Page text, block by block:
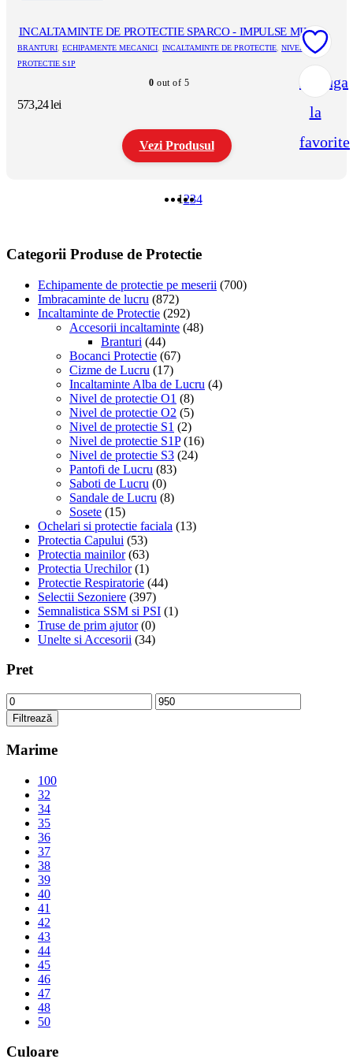
variații.
Opțiunile
pot
fi
în
pagina
Adauga
la
favorite
INCALTAMINTE DE PROTECTIE SPARCO - IMPULSE MIRAGE
GULF (ESD S1PS SR FO HRO SC - EN ISO 20345:2022)
BRANTURI, ECHIPAMENTE MECANICI, INCALTAMINTE DE PROTECTIE, NIVEL DE
PROTECTIE S1P
0 out of 5
573,24lei
Vezi Produsul
variații.
Opțiunile
alese
1234
Categorii Produse de Protectie
Echipamente de protectie pe meserii (700)
Imbracaminte de lucru (872)
Incaltaminte de Protectie (292)
Accesorii incaltaminte (48)
Branturi (44)
Bocanci Protectie (67)
Cizme de Lucru (17)
Incaltaminte Alba de Lucru (4)
Nivel de protectie O1 (8)
Nivel de protectie O2 (5)
Nivel de protectie S1 (2)
Nivel de protectie S1P (16)
Nivel de protectie S3 (24)
Pantofi de Lucru (83)
Saboti de Lucru (0)
Sandale de Lucru (8)
Sosete (15)
Ochelari si protectie faciala (13)
Protectia Capului (53)
Protectia mainilor (63)
Protectia Urechilor (1)
Protectie Respiratorie (44)
Selectii Sezoniere (397)
Semnalistica SSM si PSI (1)
Truse de prim ajutor (0)
Unelte si Accesorii (34)
Pret
Preț
minim
Preț
maxim
Filtrează
Marime
100
32
34
35
36
37
38
39
40
41
42
43
44
45
46
47
48
50
Culoare